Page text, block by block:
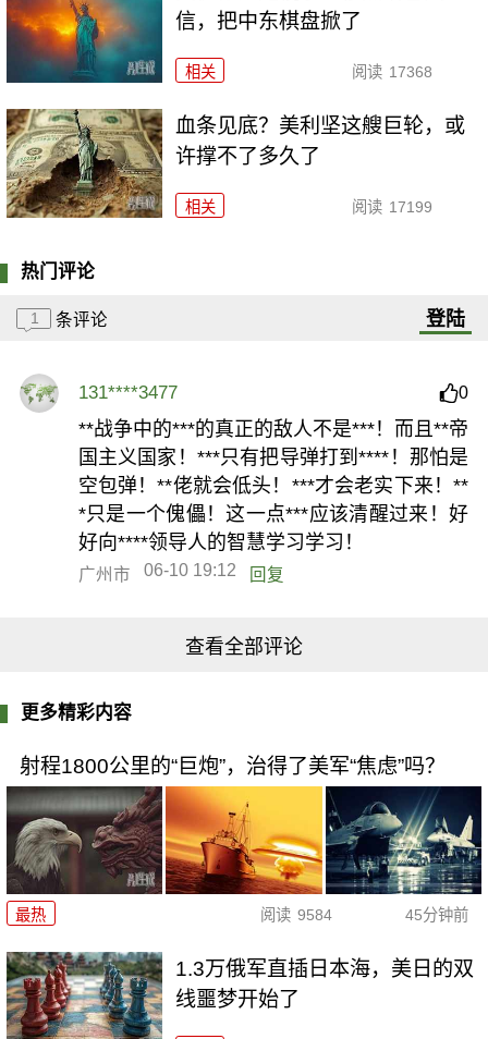
信，把中东棋盘掀了
相关 阅读 17368
血条见底？美利坚这艘巨轮，或
许撑不了多久了
相关 阅读 17199
热门评论
1 条评论 登陆
131****3477 0
**战争中的***的真正的敌人不是***！而且**帝
国主义国家！***只有把导弹打到****！那怕是
空包弹！**佬就会低头！***才会老实下来！**
*只是一个傀儡！这一点***应该清醒过来！好
好向****领导人的智慧学习学习！
广州市 06-10 19:12 回复
查看全部评论
更多精彩内容
射程1800公里的“巨炮”，治得了美军“焦虑”吗？
最热 阅读 9584 45分钟前
1.3万俄军直插日本海，美日的双
线噩梦开始了